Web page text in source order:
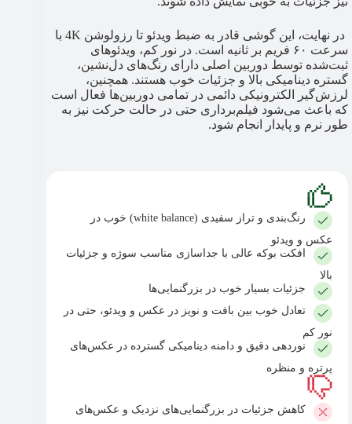
در نهایت، این گوشی قادر به ضبط ویدئو تا رزولوشن 4K با
سرعت ۶۰ فریم بر ثانیه است. در نور کم، ویدئوهای
ثبت‌شده توسط دوربین اصلی دارای رنگ‌های دل‌نشین،
گستره دینامیکی بالا و جزئیات خوب هستند. همچنین،
لرزش‌گیر الکترونیکی دائمی در تمامی دوربین‌ها فعال است
که باعث می‌شود فیلم‌برداری حتی در حالت حرکت نیز به
طور نرم و پایدار انجام شود.
رنگ‌بندی و تراز سفیدی (white balance) خوب در
عکس و ویدئو
افکت بوکه عالی با جداسازی مناسب سوژه و جزئیات
بالا
جزئیات بسیار خوب در بزرگنمایی‌ها
تعادل خوب بین بافت و نویز در عکس و ویدئو، حتی در
نور کم
نوردهی دقیق و دامنه دینامیکی گسترده در عکس‌های
پرتره و منظره
کاهش جزئیات در بزرگنمایی‌های نزدیک و عکس‌های